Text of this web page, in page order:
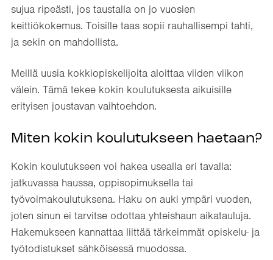
sujua ripeästi, jos taustalla on jo vuosien
keittiökokemus. Toisille taas sopii rauhallisempi tahti,
ja sekin on mahdollista.
Meillä uusia kokkiopiskelijoita aloittaa viiden viikon
välein. Tämä tekee kokin koulutuksesta aikuisille
erityisen joustavan vaihtoehdon.
Miten kokin koulutukseen haetaan?
Kokin koulutukseen voi hakea usealla eri tavalla:
jatkuvassa haussa, oppisopimuksella tai
työvoimakoulutuksena. Haku on auki ympäri vuoden,
joten sinun ei tarvitse odottaa yhteishaun aikatauluja.
Hakemukseen kannattaa liittää tärkeimmät opiskelu- ja
työtodistukset sähköisessä muodossa.